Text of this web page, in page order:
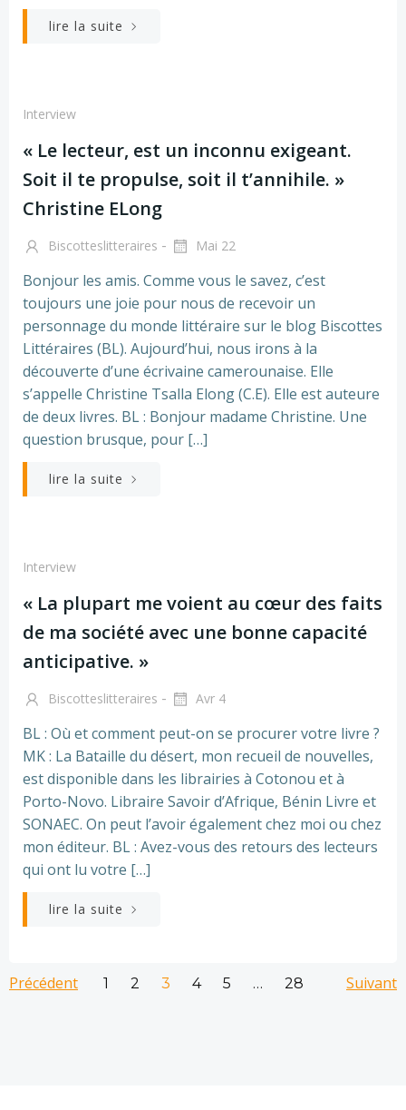
lire la suite
Interview
« Le lecteur, est un inconnu exigeant.
Soit il te propulse, soit il t’annihile. »
Christine ELong
Biscotteslitteraires - Mai 22
Bonjour les amis. Comme vous le savez, c’est
toujours une joie pour nous de recevoir un
personnage du monde littéraire sur le blog Biscottes
Littéraires (BL). Aujourd’hui, nous irons à la
découverte d’une écrivaine camerounaise. Elle
s’appelle Christine Tsalla Elong (C.E). Elle est auteure
de deux livres. BL : Bonjour madame Christine. Une
question brusque, pour […]
lire la suite
Interview
« La plupart me voient au cœur des faits
de ma société avec une bonne capacité
anticipative. »
Biscotteslitteraires - Avr 4
BL : Où et comment peut-on se procurer votre livre ?
MK : La Bataille du désert, mon recueil de nouvelles,
est disponible dans les librairies à Cotonou et à
Porto-Novo. Libraire Savoir d’Afrique, Bénin Livre et
SONAEC. On peut l’avoir également chez moi ou chez
mon éditeur. BL : Avez-vous des retours des lecteurs
qui ont lu votre […]
lire la suite
Navigation
Précédent
Navigation
Page
1 Page
2 Page
3 Page
4 Page
5 … Page
28 Suivant